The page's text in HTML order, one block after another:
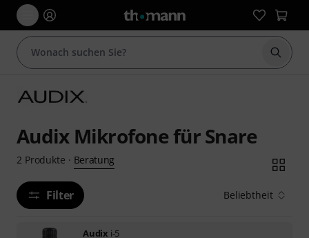
Suche
Audix Mikrofone für Snare
2 Produkte · Beratung
Filter Beliebtheit
Audix i-5